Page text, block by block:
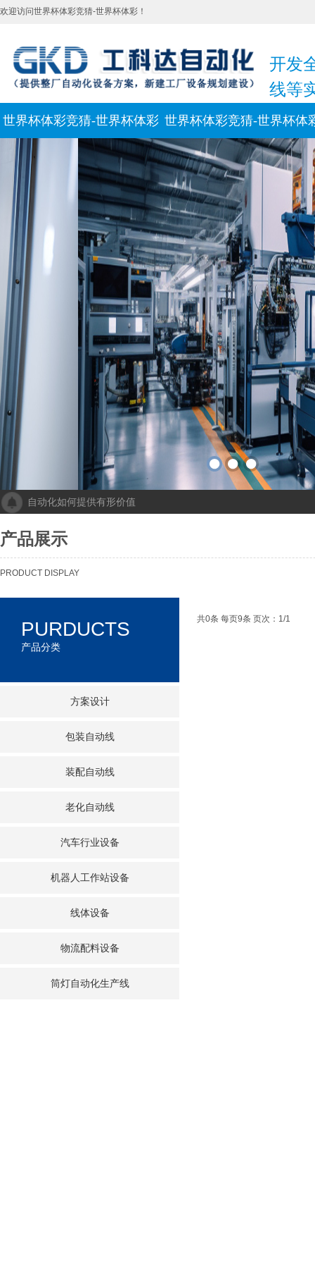
世界杯体彩竞猜-世界杯体彩 世界杯体彩竞猜-世界杯体
新闻动态 联系我们
自动化如何提供有形价值
“未来工厂”啥样？机器人生“匠心”自动化会“上网”
个性化批量生产，灵活性显著提高！Faulhaber加速推动自动化生产
欢迎访问世界杯体彩竞猜-世界杯体彩！
开发
线等
共0条 每页9条 页次：1/1
PURDUCTS
产品分类
方案设计
包装自动线
装配自动线
老化自动线
汽车行业设备
机器人工作站设备
线体设备
物流配料设备
筒灯自动化生产线
产品展示
PRODUCT DISPLAY